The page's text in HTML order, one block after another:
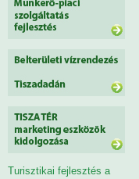
Turisztikai fejlesztés a